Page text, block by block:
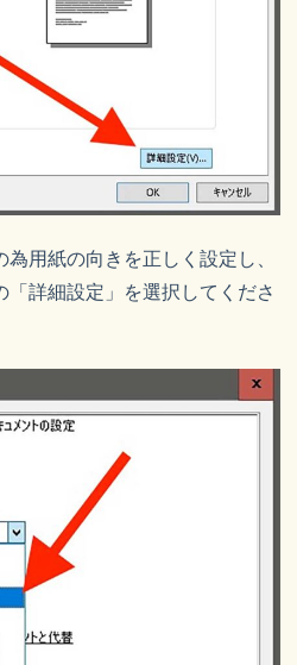
用紙の向きを正しく設定し、
「詳細設定」を選択してくださ